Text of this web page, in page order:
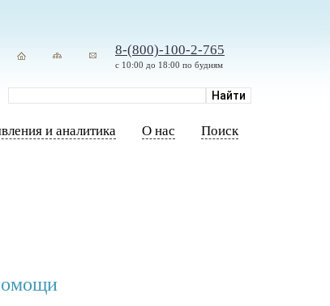
8-(800)-100-2-765
с 10:00 до 18:00 по будням
и аналитика О нас Поиск